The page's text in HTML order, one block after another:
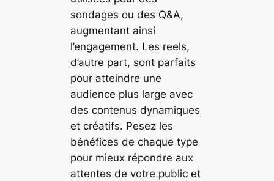
sondages ou des Q&A,
augmentant ainsi
l’engagement. Les reels,
d’autre part, sont parfaits
pour atteindre une
audience plus large avec
des contenus dynamiques
et créatifs. Pesez les
bénéfices de chaque type
pour mieux répondre aux
attentes de votre public et